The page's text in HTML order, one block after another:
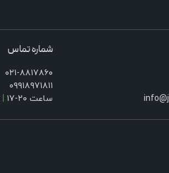
شماره تماس
۰۲۱-۸۸۱۷۸۶۰
۰۹۹۱۸۹۷۱۸۱۱
ساعت ۲۰-۱۷
|